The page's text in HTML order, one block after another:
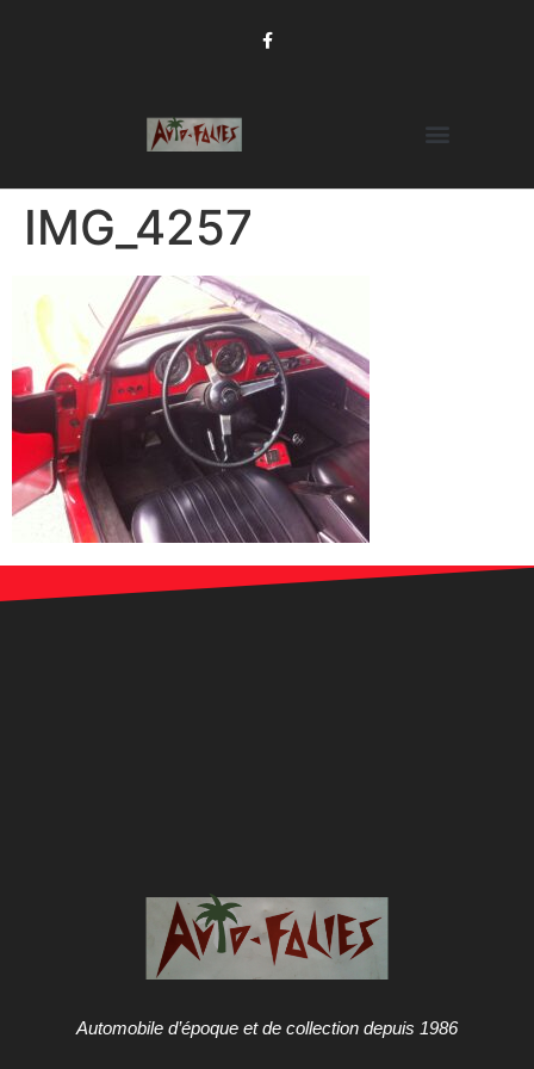
IMG_4257
Automobile d’époque et de collection depuis 1986